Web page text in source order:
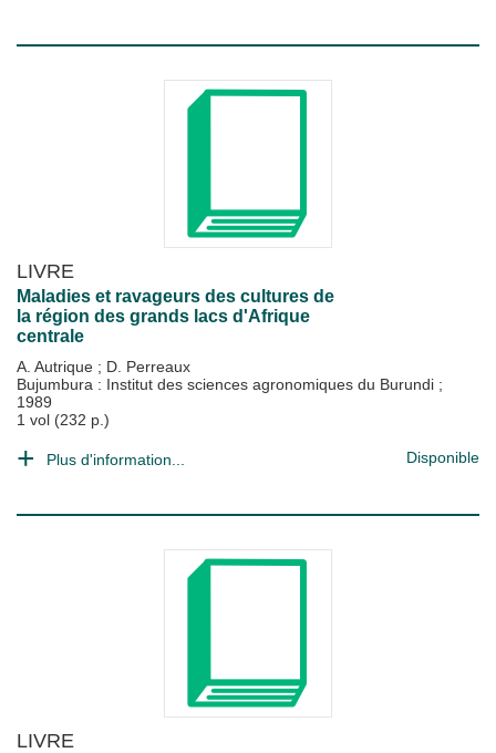
LIVRE
Maladies et ravageurs des cultures de
la région des grands lacs d'Afrique
centrale
A. Autrique ; D. Perreaux
Bujumbura : Institut des sciences agronomiques du Burundi ;
1989
1 vol (232 p.)
Plus d'information... Disponible
LIVRE